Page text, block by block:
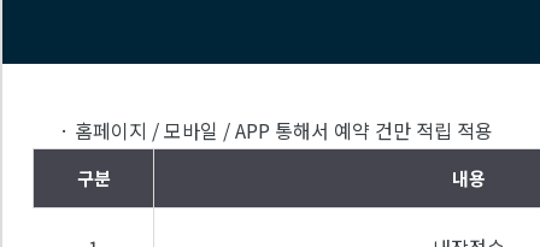
· 홈페이지 / 모바일 / APP 통해서 예약 건만 적립 적용
구분 내용